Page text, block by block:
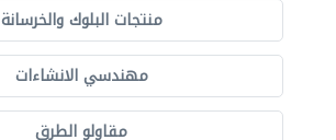
منتجات البلوك والخرسانة
مهندسي الانشاءات
مقاولو الطرق